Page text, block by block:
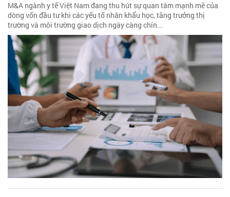
M&A ngành y tế Việt Nam đang thu hút sự quan tâm mạnh mẽ của
dòng vốn đầu tư khi các yếu tố nhân khẩu học, tăng trưởng thị
trường và môi trường giao dịch ngày càng chín...